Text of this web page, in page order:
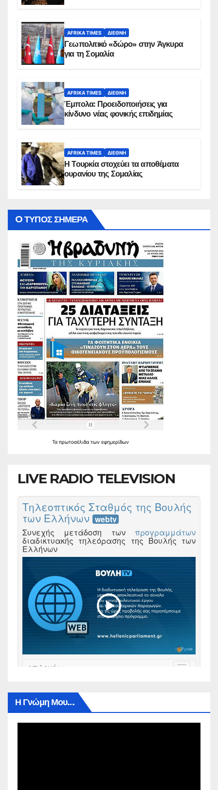
AFRIKA TIMES ΔΙΕΘΝΉ
Γεωπολιτικό «δώρο» στην Άγκυρα
για τη Σομαλία
AFRIKA TIMES ΔΙΕΘΝΉ
Έμπολα: Προειδοποιήσεις για
κίνδυνο νέας φονικής επιδημίας
AFRIKA TIMES ΔΙΕΘΝΉ
Η Τουρκία στοχεύει τα αποθέματα
ουρανίου της Σομαλίας
O ΤΥΠΟΣ ΣΗΜΕΡΑ
Τα πρωτοσέλιδα των εφημερίδων
LIVE RADIO TELEVISION
Η Γνώμη Μου…